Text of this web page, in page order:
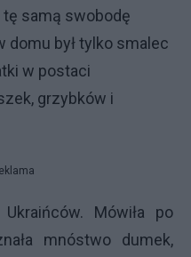
samą swobodę
domu był tylko smalec
w postaci
grzybków i
Mówiła po
mnóstwo dumek,